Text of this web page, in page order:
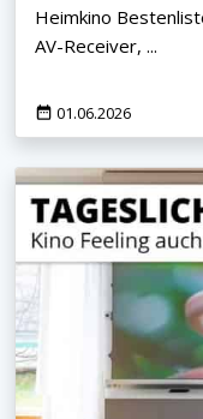
Heimkino
AV-Receiver, ...
01.06.2026